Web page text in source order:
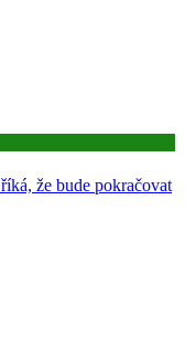
že bude pokračovat